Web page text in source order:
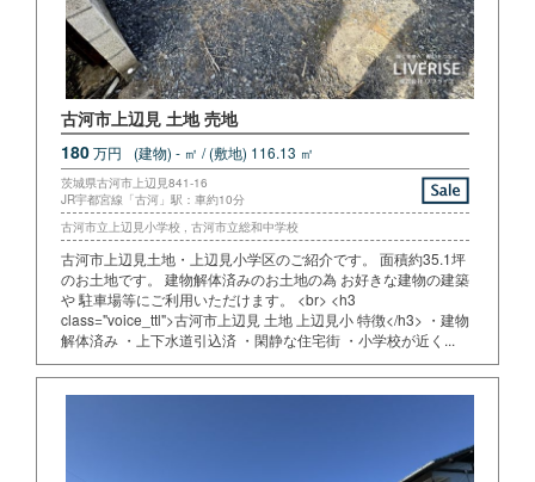
古河市上辺見 土地 売地
180万円 (建物) - ㎡ / (敷地) 116.13 ㎡
茨城県古河市上辺見841-16
JR宇都宮線「古河」駅：車約10分
古河市立上辺見小学校 , 古河市立総和中学校
古河市上辺見土地・上辺見小学区のご紹介です。 面積約35.1坪
のお土地です。 建物解体済みのお土地の為 お好きな建物の建築
や 駐車場等にご利用いただけます。 <br> <h3
class="voice_ttl">古河市上辺見 土地 上辺見小 特徴</h3> ・建物
解体済み ・上下水道引込済 ・閑静な住宅街 ・小学校が近く...